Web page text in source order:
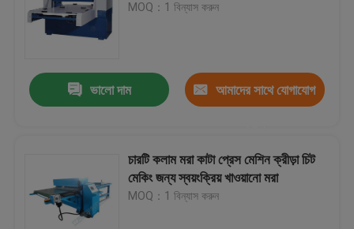
MOQ：1 বিন্যাস করুন
ভালো দাম আমাদের সাথে যোগাযোগ
চারটি কলাম মরা কাটা প্রেস মেশিন ক্রীড়া চিট
মেকিং জন্য স্বয়ংক্রিয় খাওয়ানো মরা
MOQ：1 বিন্যাস করুন